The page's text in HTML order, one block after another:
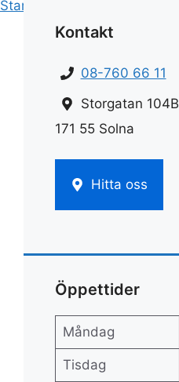
Start
Kontakt
08-760 66 11
Storgatan 104B
171 55 Solna
Hitta oss
Öppettider
Måndag
Tisdag